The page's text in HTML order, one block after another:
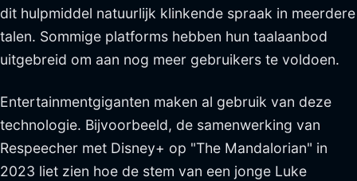
dit hulpmiddel natuurlijk klinkende spraak in meerdere
talen. Sommige platforms hebben hun taalaanbod
uitgebreid om aan nog meer gebruikers te voldoen.
Entertainmentgiganten maken al gebruik van deze
technologie. Bijvoorbeeld, de samenwerking van
Respeecher met Disney+ op "The Mandalorian" in
2023 liet zien hoe de stem van een jonge Luke